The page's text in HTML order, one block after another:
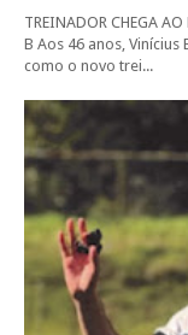
TREINADOR CHEGA AO
B Aos 46 anos,
como o novo trei...